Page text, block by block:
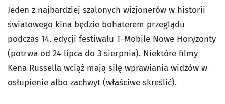
Jeden z najbardziej szalonych wizjonerów w historii
światowego kina będzie bohaterem przeglądu
podczas 14. edycji festiwalu T-Mobile Nowe Horyzonty
(potrwa od 24 lipca do 3 sierpnia). Niektóre filmy
Kena Russella wciąż mają siłę wprawiania widzów w
osłupienie albo zachwyt (właściwe skreślić).